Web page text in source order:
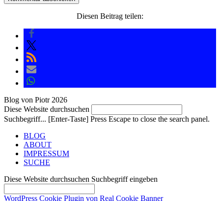
Diesen Beitrag teilen:
Blog von Piotr 2026
Diese Website durchsuchen
Suchbegriff... [Enter-Taste] Press Escape to close the search panel.
BLOG
ABOUT
IMPRESSUM
SUCHE
Diese Website durchsuchen Suchbegriff eingeben
WordPress Cookie Plugin von Real Cookie Banner